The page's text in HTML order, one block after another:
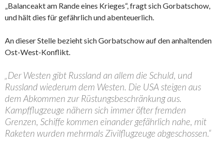
„Balanceakt am Rande eines Krieges“, fragt sich Gorbatschow,
und hält dies für gefährlich und abenteuerlich.
An dieser Stelle bezieht sich Gorbatschow auf den anhaltenden
Ost-West-Konflikt.
„Der Westen gibt Russland an allem die Schuld, und
Russland wiederum dem Westen. Die USA steigen aus
dem Abkommen zur Rüstungsbeschränkung aus.
Kampfflugzeuge nähern sich immer öfter fremden
Grenzen, Schiffe kommen einander gefährlich nahe, mit
Raketen wurden mehrmals Zivilflugzeuge abgeschossen.“